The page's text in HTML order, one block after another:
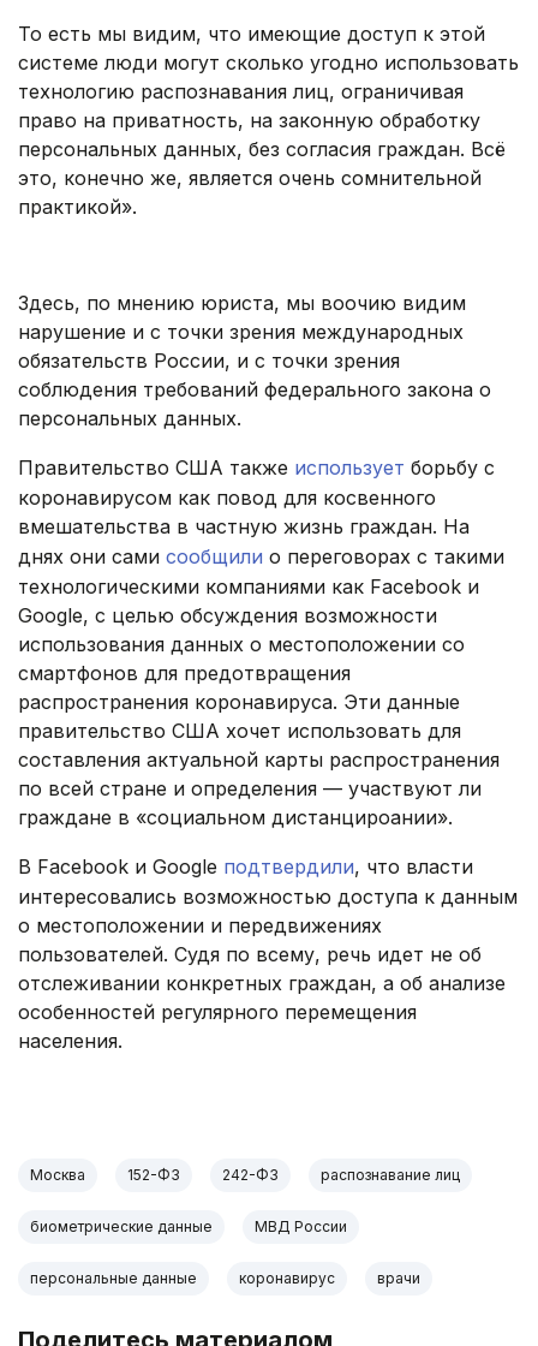
То есть мы видим, что имеющие доступ к этой
системе люди могут сколько угодно использовать
технологию распознавания лиц, ограничивая
право на приватность, на законную обработку
персональных данных, без согласия граждан. Всё
это, конечно же, является очень сомнительной
практикой».
Здесь, по мнению юриста, мы воочию видим
нарушение и с точки зрения международных
обязательств России, и с точки зрения
соблюдения требований федерального закона о
персональных данных.
Правительство США также использует борьбу с
коронавирусом как повод для косвенного
вмешательства в частную жизнь граждан. На
днях они сами сообщили о переговорах с такими
технологическими компаниями как Facebook и
Google, с целью обсуждения возможности
использования данных о местоположении со
смартфонов для предотвращения
распространения коронавируса. Эти данные
правительство США хочет использовать для
составления актуальной карты распространения
по всей стране и определения — участвуют ли
граждане в «социальном дистанцироании».
В Facebook и Google подтвердили, что власти
интересовались возможностью доступа к данным
о местоположении и передвижениях
пользователей. Судя по всему, речь идет не об
отслеживании конкретных граждан, а об анализе
особенностей регулярного перемещения
населения.
Москва 152-ФЗ 242-ФЗ распознавание лиц
биометрические данные МВД России
персональные данные коронавирус врачи